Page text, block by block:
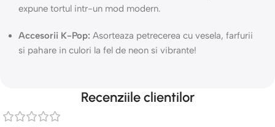
expune tortul intr-un mod modern.
Accesorii K-Pop: Asorteaza petrecerea cu vesela, farfurii
si pahare in culori la fel de neon si vibrante!
Recenziile clientilor